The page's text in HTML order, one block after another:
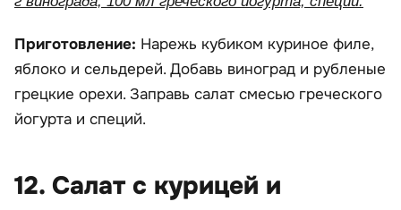
Приготовление: Нарежь кубиком куриное филе,
яблоко и сельдерей. Добавь виноград и рубленые
грецкие орехи. Заправь салат смесью греческого
йогурта и специй.
12. Салат с курицей и